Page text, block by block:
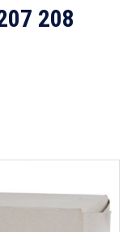
208